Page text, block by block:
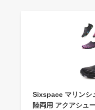
Sixspace マリンシ
陸両用 アクアシュ